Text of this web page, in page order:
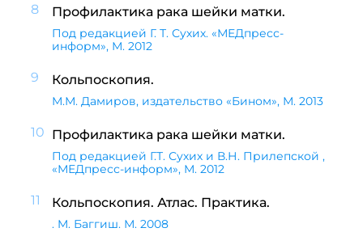
8 Профилактика рака шейки матки.
Под редакцией Г. Т. Сухих. «МЕДпресс-
информ», М. 2012
9 Кольпоскопия.
М.М. Дамиров, издательство «Бином», М. 2013
10 Профилактика рака шейки матки.
Под редакцией Г.Т. Сухих и В.Н. Прилепской ,
«МЕДпресс-информ», М. 2012
11 Кольпоскопия. Атлас. Практика.
. M. Баггиш. М. 2008